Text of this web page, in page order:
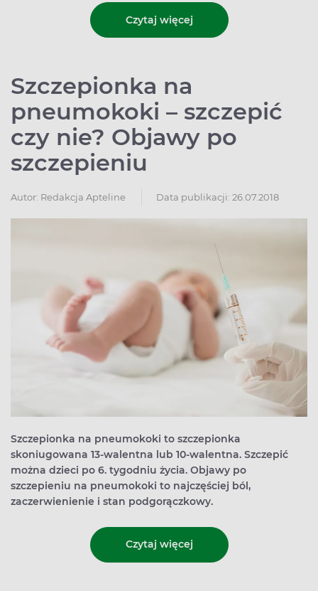
Czytaj więcej
Szczepionka na
pneumokoki – szczepić
czy nie? Objawy po
szczepieniu
Autor: Redakcja Apteline Data publikacji: 26.07.2018
Szczepionka na pneumokoki to szczepionka
skoniugowana 13-walentna lub 10-walentna. Szczepić
można dzieci po 6. tygodniu życia. Objawy po
szczepieniu na pneumokoki to najczęściej ból,
zaczerwienienie i stan podgorączkowy.
Czytaj więcej